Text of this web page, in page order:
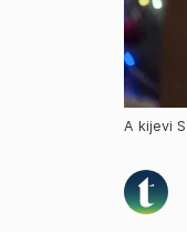
A kijevi